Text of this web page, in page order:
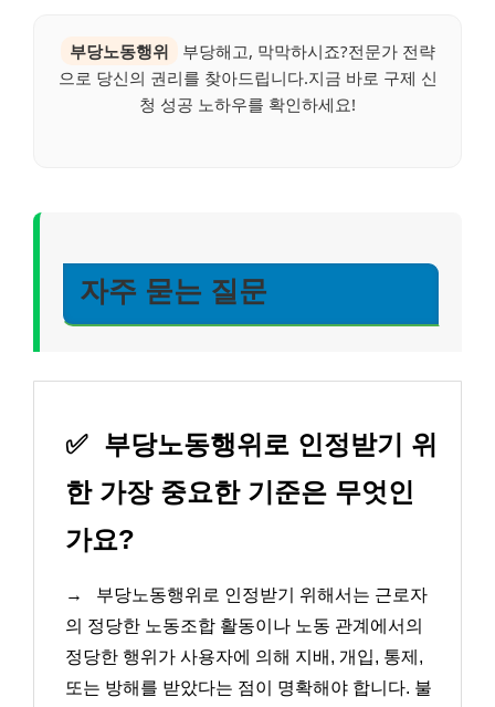
부당노동행위
부당해고, 막막하시죠?전문가 전략
으로 당신의 권리를 찾아드립니다.지금 바로 구제 신
청 성공 노하우를 확인하세요!
자주 묻는 질문
✅ 부당노동행위로 인정받기 위
한 가장 중요한 기준은 무엇인
가요?
→
부당노동행위로 인정받기 위해서는 근로자
의 정당한 노동조합 활동이나 노동 관계에서의
정당한 행위가 사용자에 의해 지배, 개입, 통제,
또는 방해를 받았다는 점이 명확해야 합니다. 불